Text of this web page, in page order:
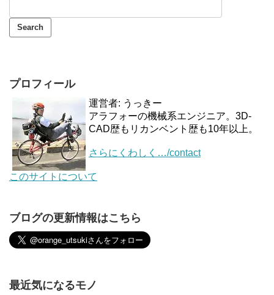
プロフィール
運営者: うっきー
アラフォーの機械系エンジニア。3D-
CAD歴もリカンベント歴も10年以上。
さらにくわしく…/contact
このサイトについて
ブログの更新情報はこちら
最近気になるモノ